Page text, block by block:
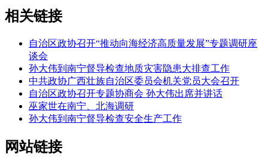
相关链接
自治区政协召开“推动向海经济高质量发展”专题调研座
谈会
孙大伟到南宁督导检查地质灾害隐患大排查工作
中共政协广西壮族自治区委员会机关党员大会召开
自治区政协召开专题协商会 孙大伟出席并讲话
巫家世在南宁、北海调研
孙大伟到南宁督导检查安全生产工作
网站链接